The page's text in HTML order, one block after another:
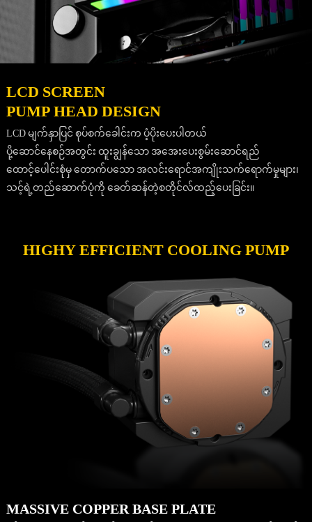
LCD SCREEN
PUMP HEAD DESIGN
LCD မျက်နှာပြင် စုပ်စက်ခေါင်းက ပံ့ပိုးပေးပါတယ်
ပို့ဆောင်နေစဉ်အတွင်း ထူးချွန်သော အအေးပေးစွမ်းဆောင်ရည်
ထောင့်ပေါင်းစုံမှ တောက်ပသော အလင်းရောင်အကျိုးသက်ရောက်မှုများ၊
သင့်ရဲ့တည်ဆောက်ပုံကို ခေတ်ဆန်တဲ့စတိုင်လ်ထည့်ပေးခြင်း။
HIGHY EFFICIENT COOLING PUMP
MASSIVE COPPER BASE PLATE